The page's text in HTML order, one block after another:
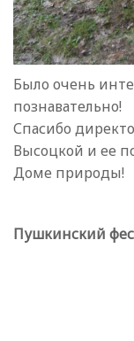
Было очень
познавательно!
Спасибо
Высоцкой и ее
Доме природы!
Пушкинский